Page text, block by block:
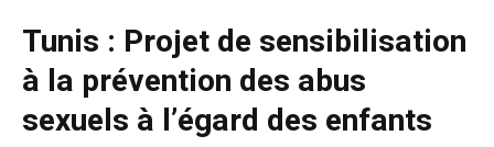
Tunis : Projet de sensibilisation
à la prévention des abus
sexuels à l’égard des enfants